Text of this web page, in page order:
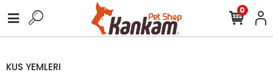
0
KUS YEMLERI